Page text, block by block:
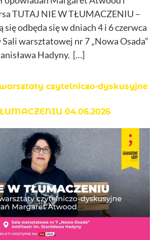
TUTAJ NIE W TŁUMACZENIU –
się odbęda się w dniach 4 i 6 czerwca
warsztatowej nr 7 „Nowa Osada”
Hadyny. […]
czytelniczo-dyskusyjne
04.06.2026